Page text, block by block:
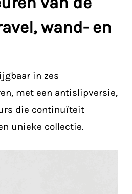
wand- en
in zes
met een antislipversie,
die continuïteit
unieke collectie.